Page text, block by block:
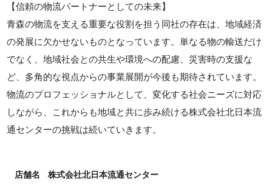
【信頼の物流パートナーとしての未来】
青森の物流を支える重要な役割を担う同社の存在は、地域経済
の発展に欠かせないものとなっています。単なる物の輸送だけ
でなく、地域社会との共生や環境への配慮、災害時の支援な
ど、多角的な視点からの事業展開が今後も期待されています。
物流のプロフェッショナルとして、変化する社会ニーズに対応
しながら、これからも地域と共に歩み続ける株式会社北日本流
通センターの挑戦は続いていきます。
店舗名 株式会社北日本流通センター